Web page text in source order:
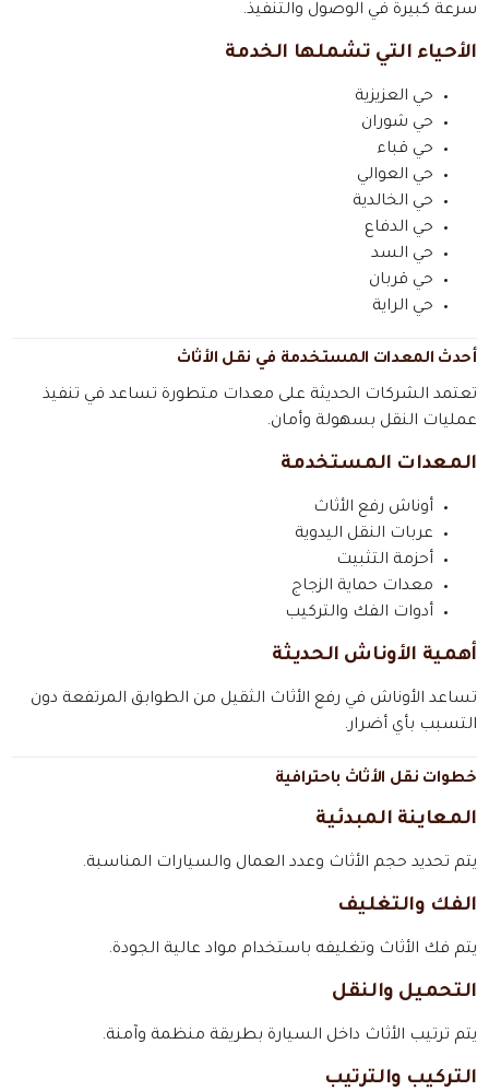
سرعة كبيرة في الوصول والتنفيذ.
الأحياء التي تشملها الخدمة
حي العزيزية
حي شوران
حي قباء
حي العوالي
حي الخالدية
حي الدفاع
حي السد
حي قربان
حي الراية
أحدث المعدات المستخدمة في نقل الأثاث
تعتمد الشركات الحديثة على معدات متطورة تساعد في تنفيذ
عمليات النقل بسهولة وأمان.
المعدات المستخدمة
أوناش رفع الأثاث
عربات النقل اليدوية
أحزمة التثبيت
معدات حماية الزجاج
أدوات الفك والتركيب
أهمية الأوناش الحديثة
تساعد الأوناش في رفع الأثاث الثقيل من الطوابق المرتفعة دون
التسبب بأي أضرار.
خطوات نقل الأثاث باحترافية
المعاينة المبدئية
يتم تحديد حجم الأثاث وعدد العمال والسيارات المناسبة.
الفك والتغليف
يتم فك الأثاث وتغليفه باستخدام مواد عالية الجودة.
التحميل والنقل
يتم ترتيب الأثاث داخل السيارة بطريقة منظمة وآمنة.
التركيب والترتيب